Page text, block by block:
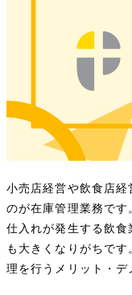
小売店経営や飲食店
のが在庫管理業務で
仕入れが発生する飲食
も大きくなりがちで
理を行うメリット・デ